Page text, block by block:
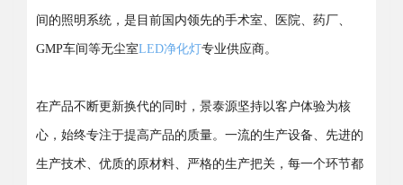
间的照明系统，是目前国内领先的手术室、医院、药厂、
GMP车间等无尘室LED净化灯专业供应商。
在产品不断更新换代的同时，景泰源坚持以客户体验为核
心，始终专注于提高产品的质量。一流的生产设备、先进的
生产技术、优质的原材料、严格的生产把关，每一个环节都